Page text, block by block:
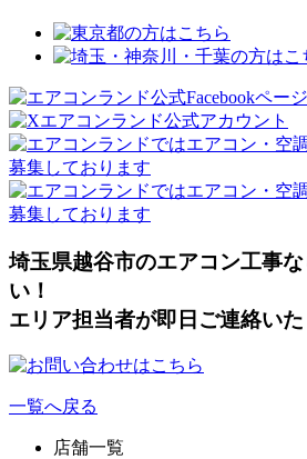
埼玉県越谷市のエアコン工事
い！
エリア担当者が即日ご連絡いた
一覧へ戻る
店舗一覧